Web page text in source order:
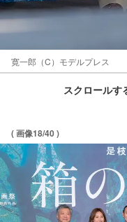
寛一郎（C）モデルプレス
スクロールす
( 画像18/40 )